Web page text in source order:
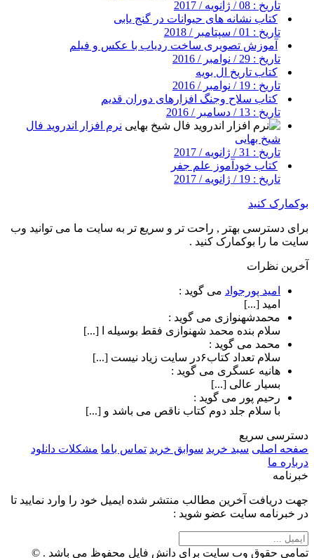
تاریخ : 08 / ژانویه / 2017
کتاب نشانه های حیوانات در گنج یابی
تاریخ : 01 / سپتامبر / 2018
آموزش تصویری ساخت ردیاب با عکس و فیلم
تاریخ : 29 / نوامبر / 2016
کتاب تاریخ ال بویه
تاریخ : 19 / نوامبر / 2016
کتاب سلاح وجنگ افزارهای دوران قدیم
تاریخ : 13 / دسامبر / 2016
نرم افزار اندروید فال
شیخ بهایی
تاریخ : 31 / ژانویه / 2017
کتاب خودآموز علم جفر
تاریخ : 19 / ژانویه / 2017
بوکمارک کنید
برای دسترسی بهتر , راحت تر و سریع تر به سایت ما می توانید وب
سایت ما را بوکمارک کنید .
آخرین نظرات
امید پورجواد می گوید :
امید [...]
محمدشهنوازی می گوید :
سلام بنده محمد شهنوازی فقط بوسیله ا [...]
محمد می گوید :
سلام تعداد کتاب۶در سایت زیاد نیست [...]
هانیه عسگری می گوید :
بسیار عالی [...]
رحیم پور می گوید :
با سلام جلد دوم کتاب ناقص می باشد و [...]
دسترسی سریع
صفحه اصلی سبد خرید سوابق خرید تماس باما مشکلات دانلود
درباره ما
خبرنامه
جهت دریافت آخرین مطالب منتشر شده ایمیل خود را وارد نمایید تا
در خبرنامه سایت عضو شوید :
تمامی حقوق وب سایت برای دانش فایل محفوظ می باشد . ©